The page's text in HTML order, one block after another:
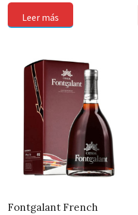
Leer más
Fontgalant French